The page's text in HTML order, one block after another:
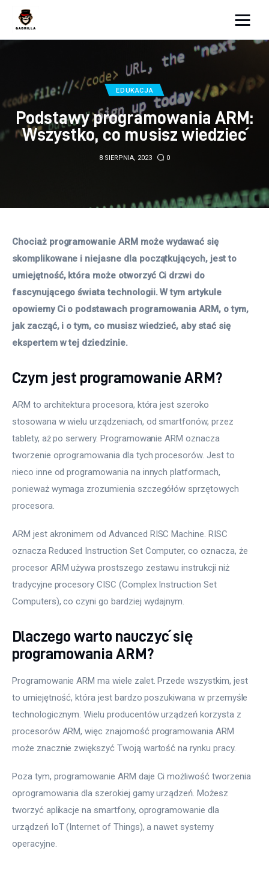
Lifestyle
Kunchnia i kulinaria
Zdrowie
EDUKACJA
Podstawy programowania ARM:
Wszystko, co musisz wiedzieć
8 SIERPNIA, 2023 0
Chociaż programowanie ARM może wydawać się
skomplikowane i niejasne dla początkujących, jest to
umiejętność, która może otworzyć Ci drzwi do
fascynującego świata technologii. W tym artykule
opowiemy Ci o podstawach programowania ARM, o tym,
jak zacząć, i o tym, co musisz wiedzieć, aby stać się
ekspertem w tej dziedzinie.
Czym jest programowanie ARM?
ARM to architektura procesora, która jest szeroko
stosowana w wielu urządzeniach, od smartfonów, przez
tablety, aż po serwery. Programowanie ARM oznacza
tworzenie oprogramowania dla tych procesorów. Jest to
nieco inne od programowania na innych platformach,
ponieważ wymaga zrozumienia szczegółów sprzętowych
procesora.
ARM jest akronimem od Advanced RISC Machine. RISC
oznacza Reduced Instruction Set Computer, co oznacza, że
procesor ARM używa prostszego zestawu instrukcji niż
tradycyjne procesory CISC (Complex Instruction Set
Computers), co czyni go bardziej wydajnym.
Dlaczego warto nauczyć się
programowania ARM?
Programowanie ARM ma wiele zalet. Przede wszystkim, jest
to umiejętność, która jest bardzo poszukiwana w przemyśle
technologicznym. Wielu producentów urządzeń korzysta z
procesorów ARM, więc znajomość programowania ARM
może znacznie zwiększyć Twoją wartość na rynku pracy.
Poza tym, programowanie ARM daje Ci możliwość tworzenia
oprogramowania dla szerokiej gamy urządzeń. Możesz
tworzyć aplikacje na smartfony, oprogramowanie dla
urządzeń IoT (Internet of Things), a nawet systemy
operacyjne.